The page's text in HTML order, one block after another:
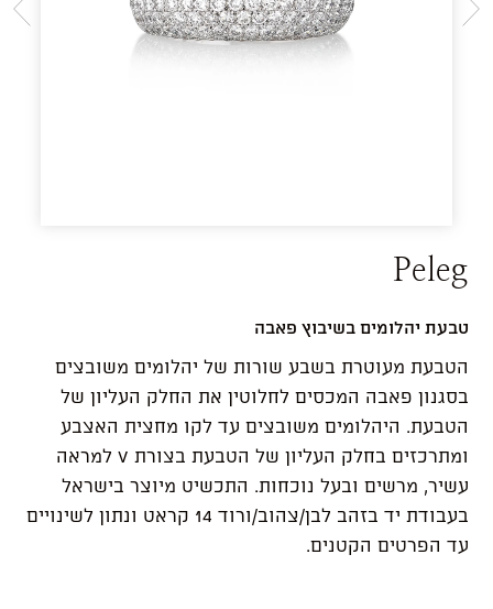
Peleg
טבעת יהלומים בשיבוץ פאבה
הטבעת מעוטרת בשבע שורות של יהלומים משובצים
בסגנון פאבה המכסים לחלוטין את החלק העליון של
הטבעת. היהלומים משובצים עד לקו מחצית האצבע
ומתרכזים בחלק העליון של הטבעת בצורת V למראה
עשיר, מרשים ובעל נוכחות. התכשיט מיוצר בישראל
בעבודת יד בזהב לבן/צהוב/ורוד 14 קראט ונתון לשינויים
עד הפרטים הקטנים.